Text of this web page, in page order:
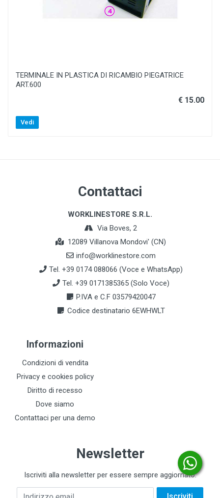
TERMINALE IN PLASTICA DI RICAMBIO PIEGATRICE
ART.600
€ 15.00
Vedi
Contattaci
WORKLINESTORE S.R.L.
Via Boves, 2
12089 Villanova Mondovi' (CN)
info@worklinestore.com
Tel. +39 0174 088066 (Voce e WhatsApp)
Tel. +39 0171385365 (Solo Voce)
P.IVA e C.F 03579420047
Codice destinatario 6EWHWLT
Informazioni
Condizioni di vendita
Privacy e cookies policy
Diritto di recesso
Dove siamo
Contattaci per una demo
Newsletter
Iscriviti alla newsletter per essere sempre aggiornato.
Indirizzo email